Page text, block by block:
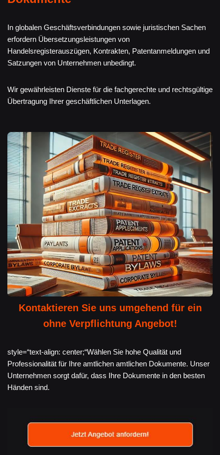
In globalen Geschäftsverbindungen sowie juristischen Sachen
erfordern Übersetzungsleistungen von
Handelsregisterauszügen, Kontrakten, Patentanmeldungen und
Satzungen von Unternehmen unbedingt.
Wir gewährleisten Dienste für die fachgerechte und rechtsgültige
Übertragung Ihrer geschäftlichen Unterlagen.
Kontaktieren Sie uns umgehend für ein
ohne Verpflichtung Angebot!
style=“text-align: center;“Wählen Sie hohe Qualität und
Professionalität für Ihre amtlichen amtlichen Dokumente. Unser
Unternehmen sorgt dafür, dass Ihre Dokumente in den besten
Händen sind.